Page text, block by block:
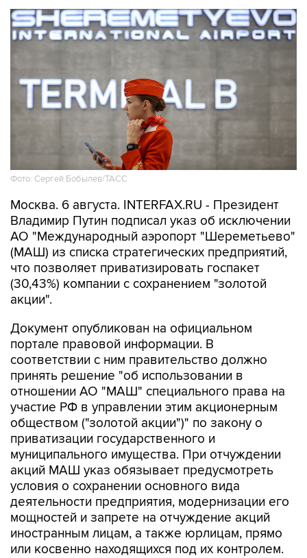
Фото: Сергей Бобылев/ТАСС
Москва. 6 августа. INTERFAX.RU - Президент
Владимир Путин подписал указ об исключении
АО "Международный аэропорт "Шереметьево"
(МАШ) из списка стратегических предприятий,
что позволяет приватизировать госпакет
(30,43%) компании с сохранением "золотой
акции".
Документ опубликован на официальном
портале правовой информации. В
соответствии с ним правительство должно
принять решение "об использовании в
отношении АО "МАШ" специального права на
участие РФ в управлении этим акционерным
обществом ("золотой акции")" по закону о
приватизации государственного и
муниципального имущества. При отчуждении
акций МАШ указ обязывает предусмотреть
условия о сохранении основного вида
деятельности предприятия, модернизации его
мощностей и запрете на отчуждение акций
иностранным лицам, а также юрлицам, прямо
или косвенно находящихся под их контролем.